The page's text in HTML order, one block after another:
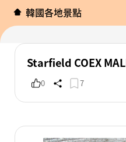
韓國各地景點
Starfield COEX
0 7